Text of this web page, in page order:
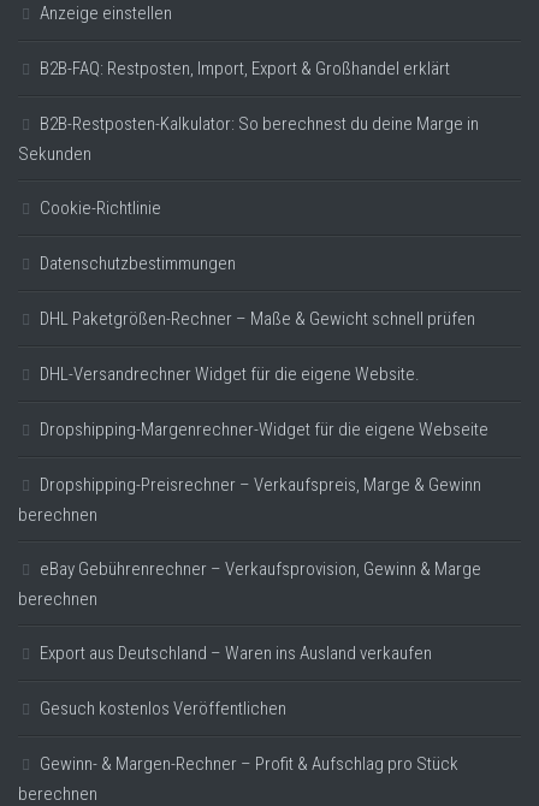
Anzeige einstellen
B2B-FAQ: Restposten, Import, Export & Großhandel erklärt
B2B-Restposten-Kalkulator: So berechnest du deine Marge in
Sekunden
Cookie-Richtlinie
Datenschutzbestimmungen
DHL Paketgrößen-Rechner – Maße & Gewicht schnell prüfen
DHL-Versandrechner Widget für die eigene Website.
Dropshipping-Margenrechner-Widget für die eigene Webseite
Dropshipping-Preisrechner – Verkaufspreis, Marge & Gewinn
berechnen
eBay Gebührenrechner – Verkaufsprovision, Gewinn & Marge
berechnen
Export aus Deutschland – Waren ins Ausland verkaufen
Gesuch kostenlos Veröffentlichen
Gewinn- & Margen-Rechner – Profit & Aufschlag pro Stück
berechnen